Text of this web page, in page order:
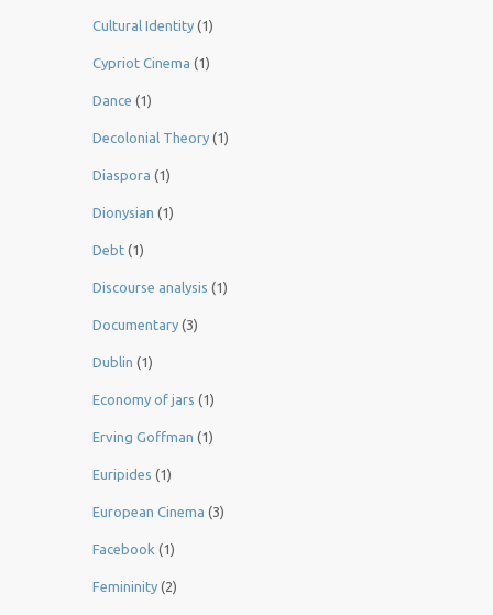
Cultural Identity (1)
Cypriot Cinema (1)
Dance (1)
Decolonial Theory (1)
Diaspora (1)
Dionysian (1)
Debt (1)
Discourse analysis (1)
Documentary (3)
Dublin (1)
Economy of jars (1)
Erving Goffman (1)
Euripides (1)
European Cinema (3)
Facebook (1)
Femininity (2)